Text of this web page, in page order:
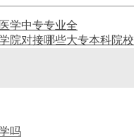
学中专专业全
院对接哪些大专本科院校
吗